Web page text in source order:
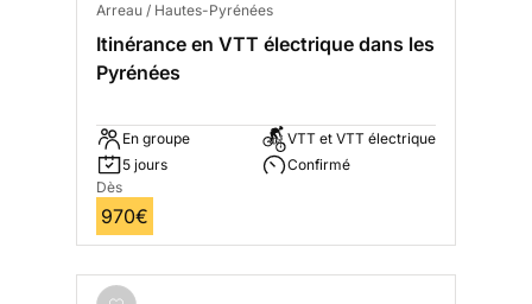
Arreau / Hautes-Pyrénées
Itinérance en VTT électrique dans les
Pyrénées
En groupe
5 jours
VTT et VTT électrique
Confirmé
Dès
970€